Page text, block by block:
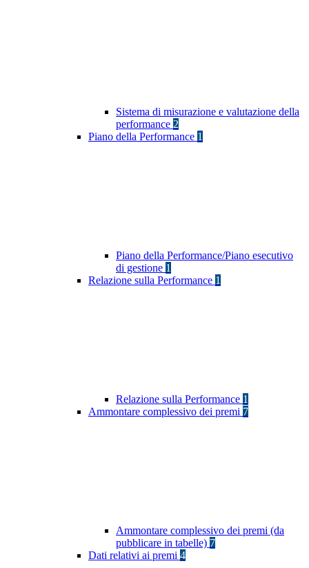
Sistema di misurazione e valutazione della
performance 2
Piano della Performance 1
Piano della Performance/Piano esecutivo
di gestione 1
Relazione sulla Performance 1
Relazione sulla Performance 1
Ammontare complessivo dei premi 7
Ammontare complessivo dei premi (da
pubblicare in tabelle) 7
Dati relativi ai premi 4